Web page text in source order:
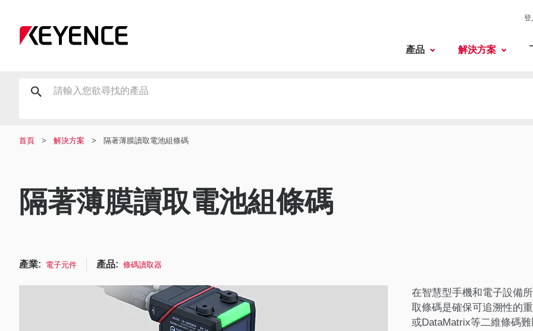
登
產品 解決方案
首頁 解決方案 隔著薄膜讀取電池組條碼
隔著薄膜讀取電池組條碼
產業: 電子元件 產品: 條碼讀取器
在智慧型手機和電子設備
取條碼是確保可追溯性的
或DataMatrix等二維條碼